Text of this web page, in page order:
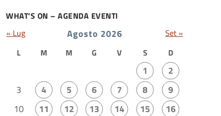
WHAT’S ON – AGENDA EVENTI
Agosto 2026
L M M G V S D
1
2
3
4 5 6 7 8
9
10
11 12 13 14 15
16
« Lug Set »